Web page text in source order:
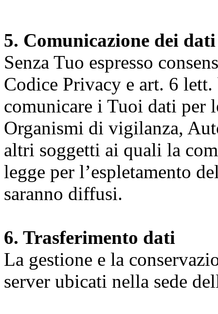
5. Comunicazione dei dati
Senza Tuo espresso
Codice Privacy e art. 6
comunicare i Tuoi dati per
Organismi di vigilanza,
altri soggetti ai quali la
legge per l’espletamento
saranno diffusi.
6. Trasferimento dati
La gestione e la
server ubicati nella sede